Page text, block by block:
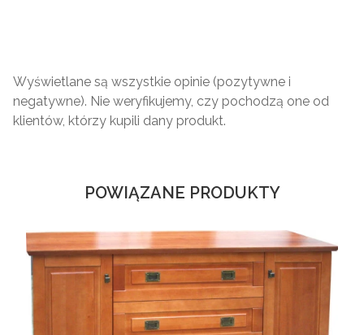
Wyświetlane są wszystkie opinie (pozytywne i
negatywne). Nie weryfikujemy, czy pochodzą one od
klientów, którzy kupili dany produkt.
POWIĄZANE PRODUKTY